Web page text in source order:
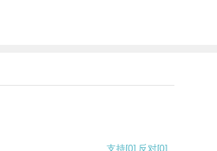
支持[0] 反对[0]